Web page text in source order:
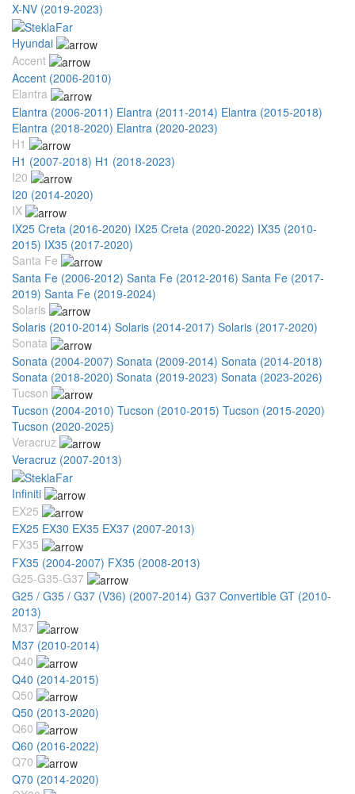
X-NV (2019-2023)
Hyundai
Accent
Accent (2006-2010)
Elantra
Elantra (2006-2011) Elantra (2011-2014) Elantra (2015-2018)
Elantra (2018-2020) Elantra (2020-2023)
H1
H1 (2007-2018) H1 (2018-2023)
I20
I20 (2014-2020)
IX
IX25 Creta (2016-2020) IX25 Creta (2020-2022) IX35 (2010-
2015) IX35 (2017-2020)
Santa Fe
Santa Fe (2006-2012) Santa Fe (2012-2016) Santa Fe (2017-
2019) Santa Fe (2019-2024)
Solaris
Solaris (2010-2014) Solaris (2014-2017) Solaris (2017-2020)
Sonata
Sonata (2004-2007) Sonata (2009-2014) Sonata (2014-2018)
Sonata (2018-2020) Sonata (2019-2023) Sonata (2023-2026)
Tucson
Tucson (2004-2010) Tucson (2010-2015) Tucson (2015-2020)
Tucson (2020-2025)
Veracruz
Veracruz (2007-2013)
Infiniti
EX25
EX25 EX30 EX35 EX37 (2007-2013)
FX35
FX35 (2004-2007) FX35 (2008-2013)
G25-G35-G37
G25 / G35 / G37 (V36) (2007-2014) G37 Convertible GT (2010-
2013)
M37
M37 (2010-2014)
Q40
Q40 (2014-2015)
Q50
Q50 (2013-2020)
Q60
Q60 (2016-2022)
Q70
Q70 (2014-2020)